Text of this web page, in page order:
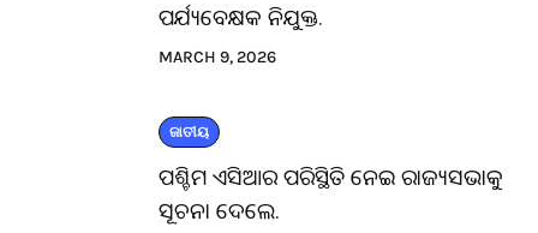
ପର୍ଯ୍ୟବେକ୍ଷକ ନିଯୁକ୍ତ.
MARCH 9, 2026
ଜାତୀୟ
ପଶ୍ଚିମ ଏସିଆର ପରିସ୍ଥିତି ନେଇ ରାଜ୍ୟସଭାକୁ
ସୂଚନା ଦେଲେ.